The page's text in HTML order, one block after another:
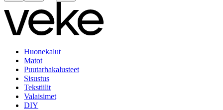
Huonekalut
Matot
Puutarhakalusteet
Sisustus
Tekstiilit
Valaisimet
DIY